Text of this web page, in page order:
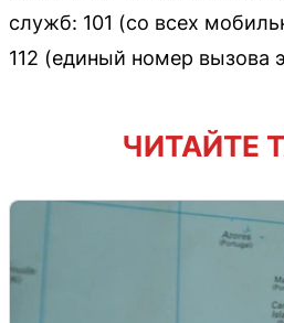
служб: 101 (со всех
112 (единый номер вызова
ЧИТАЙТЕ